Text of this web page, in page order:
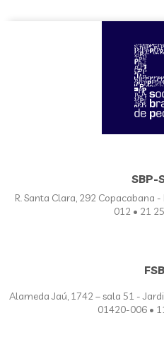
SBP-
R. Santa Clara, 292 Copacabana -
012 • 21
Alameda Jaú, 1742 – sala 51 -
01420-006 •